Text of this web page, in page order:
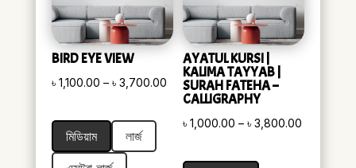
BIRD EYE VIEW
৳ 1,100.00 – ৳ 3,700.00Price
range:
৳ 1,100.00
৳ 3,700.00
মিডিয়াম
লার্জ
AYATUL KURSI |
KALIMA TAYYAB |
SURAH FATEHA –
CALLIGRAPHY
৳1,000.00 – ৳3,800.00